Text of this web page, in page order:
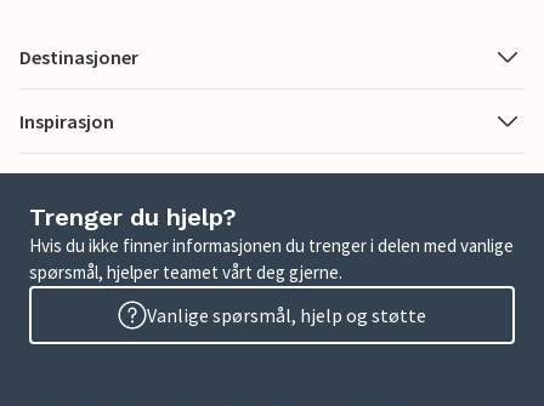
Destinasjoner
Inspirasjon
Trenger du hjelp?
Hvis du ikke finner informasjonen du trenger i delen med vanlige
spørsmål, hjelper teamet vårt deg gjerne.
Vanlige spørsmål, hjelp og støtte